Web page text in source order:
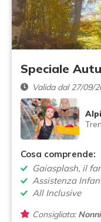
Speciale
Valida dal 27/09/
Cosa comprende:
Gaiasplash, il
Assistenza
All Inclusive
Consigliata: